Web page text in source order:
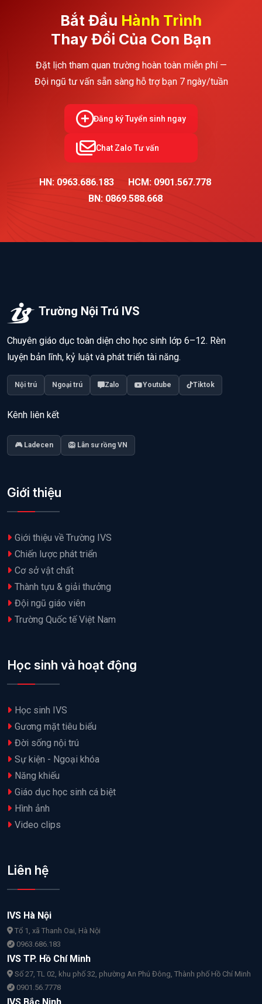
Bắt Đầu Hành Trình
Thay Đổi Của Con Bạn
Đặt lịch tham quan trường hoàn toàn miễn phí —
Đội ngũ tư vấn sẵn sàng hỗ trợ bạn 7 ngày/tuần
Đăng ký Tuyển sinh ngay
Chat Zalo Tư vấn
HN: 0963.686.183
HCM: 0901.567.778
BN: 0869.588.668
Trường Nội Trú IVS
Chuyên giáo dục toàn diện cho học sinh lớp 6–12. Rèn
luyện bản lĩnh, kỷ luật và phát triển tài năng.
Nội trú Ngoại trú Zalo Youtube Tiktok
Kênh liên kết
🎮 Ladecen 🦁 Lân sư rồng VN
Giới thiệu
Giới thiệu về Trường IVS
Chiến lược phát triển
Cơ sở vật chất
Thành tựu & giải thưởng
Đội ngũ giáo viên
Trường Quốc tế Việt Nam
Học sinh và hoạt động
Học sinh IVS
Gương mặt tiêu biểu
Đời sống nội trú
Sự kiện - Ngoại khóa
Năng khiếu
Giáo dục học sinh cá biệt
Hình ảnh
Video clips
Liên hệ
IVS Hà Nội
Tổ 1, xã Thanh Oai, Hà Nội
0963.686.183
IVS TP. Hồ Chí Minh
Số 27, TL 02, khu phố 32, phường An Phú Đông, Thành phố Hồ Chí Minh
0901.56.7778